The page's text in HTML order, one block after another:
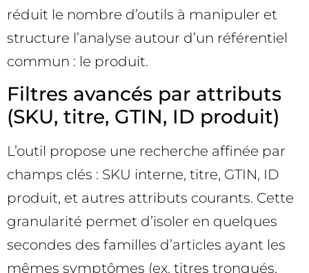
réduit le nombre d’outils à manipuler et
structure l’analyse autour d’un référentiel
commun : le produit.
Filtres avancés par attributs
(SKU, titre, GTIN, ID produit)
L’outil propose une recherche affinée par
champs clés : SKU interne, titre, GTIN, ID
produit, et autres attributs courants. Cette
granularité permet d’isoler en quelques
secondes des familles d’articles ayant les
mêmes symptômes (ex. titres tronqués,